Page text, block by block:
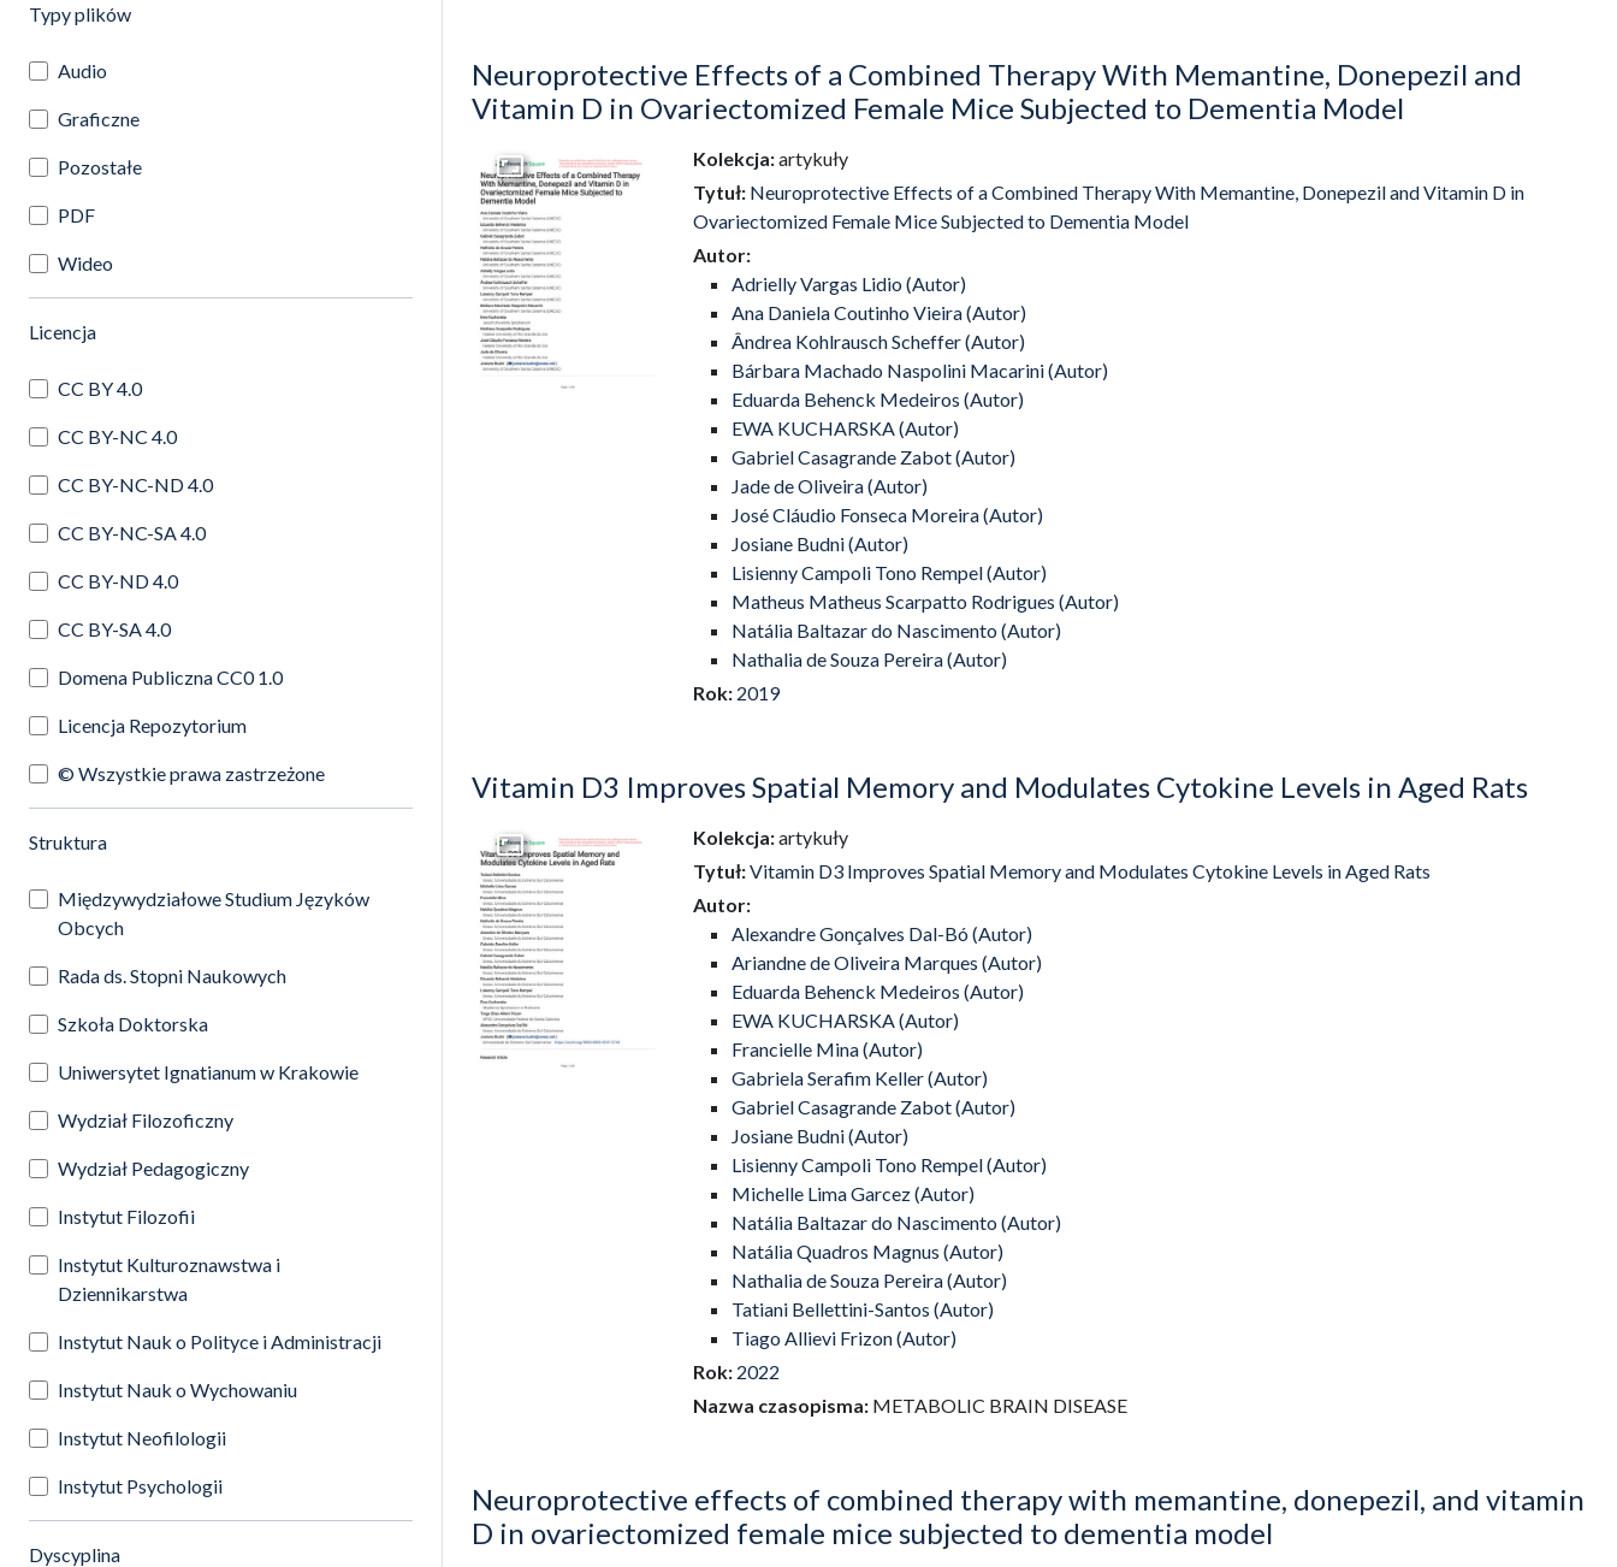
Typy plików(automatyczne przeładowanie treści)
Audio
Graficzne
Pozostałe
PDF
Wideo
Licencja(automatyczne przeładowanie treści)
CC BY 4.0
CC BY-NC 4.0
CC BY-NC-ND 4.0
CC BY-NC-SA 4.0
CC BY-ND 4.0
CC BY-SA 4.0
Domena Publiczna CC0 1.0
Licencja Repozytorium
© Wszystkie prawa zastrzeżone
Struktura(automatyczne przeładowanie treści)
Międzywydziałowe Studium Języków
Obcych
Rada ds. Stopni Naukowych
Szkoła Doktorska
Uniwersytet Ignatianum w Krakowie
Wydział Filozoficzny
Wydział Pedagogiczny
Instytut Filozofii
Instytut Kulturoznawstwa i
Dziennikarstwa
Instytut Nauk o Polityce i Administracji
Instytut Nauk o Wychowaniu
Instytut Neofilologii
Instytut Psychologii
Dyscyplina(automatyczne przeładowanie treści)
Neuroprotective Effects of a Combined Therapy With Memantine, Donepezil and
Vitamin D in Ovariectomized Female Mice Subjected to Dementia Model
Przejdź do zbioru
Kolekcja:artykuły
Tytuł: Neuroprotective Effects of a Combined Therapy With Memantine, Donepezil and Vitamin D in
Ovariectomized Female Mice Subjected to Dementia Model
Autor:
Adrielly Vargas Lidio (Autor)
Ana Daniela Coutinho Vieira (Autor)
Ândrea Kohlrausch Scheffer (Autor)
Bárbara Machado Naspolini Macarini (Autor)
Eduarda Behenck Medeiros (Autor)
EWA KUCHARSKA (Autor)
Gabriel Casagrande Zabot (Autor)
Jade de Oliveira (Autor)
José Cláudio Fonseca Moreira (Autor)
Josiane Budni (Autor)
Lisienny Campoli Tono Rempel (Autor)
Matheus Matheus Scarpatto Rodrigues (Autor)
Natália Baltazar do Nascimento (Autor)
Nathalia de Souza Pereira (Autor)
Rok: 2019
Vitamin D3 Improves Spatial Memory and Modulates Cytokine Levels in Aged Rats
Przejdź do zbioru
Kolekcja:artykuły
Tytuł:Vitamin D3 Improves Spatial Memory and Modulates Cytokine Levels in Aged Rats
Autor:
Alexandre Gonçalves Dal-Bó (Autor)
Ariandne de Oliveira Marques (Autor)
Eduarda Behenck Medeiros (Autor)
EWA KUCHARSKA (Autor)
Francielle Mina (Autor)
Gabriela Serafim Keller (Autor)
Gabriel Casagrande Zabot (Autor)
Josiane Budni (Autor)
Lisienny Campoli Tono Rempel (Autor)
Michelle Lima Garcez (Autor)
Natália Baltazar do Nascimento (Autor)
Natália Quadros Magnus (Autor)
Nathalia de Souza Pereira (Autor)
Tatiani Bellettini-Santos (Autor)
Tiago Allievi Frizon (Autor)
Rok: 2022
Nazwa czasopisma: METABOLIC BRAIN DISEASE
Neuroprotective effects of combined therapy with memantine, donepezil, and vitamin
D in ovariectomized female mice subjected to dementia model